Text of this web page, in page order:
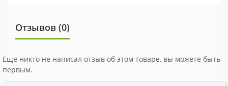
Отзывов (0)
Еще никто не написал отзыв об этом товаре, вы можете быть
первым.